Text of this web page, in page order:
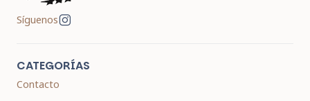
Síguenos
CATEGORÍAS
Contacto